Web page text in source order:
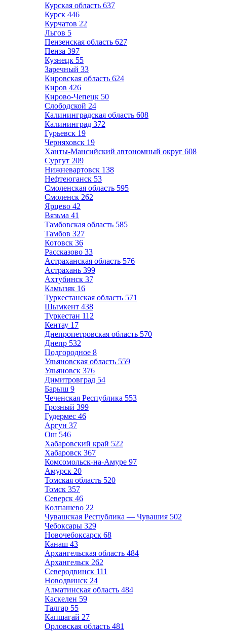
Курская область 637
Курск 446
Курчатов 22
Льгов 5
Пензенская область 627
Пенза 397
Кузнецк 55
Заречный 33
Кировская область 624
Киров 426
Кирово-Чепецк 50
Слободской 24
Калининградская область 608
Калининград 372
Гурьевск 19
Черняховск 19
Ханты-Мансийский автономный округ 608
Сургут 209
Нижневартовск 138
Нефтеюганск 53
Смоленская область 595
Смоленск 262
Ярцево 42
Вязьма 41
Тамбовская область 585
Тамбов 327
Котовск 36
Рассказово 33
Астраханская область 576
Астрахань 399
Ахтубинск 37
Камызяк 16
Туркестанская область 571
Шымкент 438
Туркестан 112
Кентау 17
Днепропетровская область 570
Днепр 532
Подгородное 8
Ульяновская область 559
Ульяновск 376
Димитровград 54
Барыш 9
Чеченская Республика 553
Грозный 399
Гудермес 46
Аргун 37
Ош 546
Хабаровский край 522
Хабаровск 367
Комсомольск-на-Амуре 97
Амурск 20
Томская область 520
Томск 357
Северск 46
Колпашево 22
Чувашская Республика — Чувашия 502
Чебоксары 329
Новочебоксарск 68
Канаш 43
Архангельская область 484
Архангельск 262
Северодвинск 111
Новодвинск 24
Алматинская область 484
Каскелен 59
Талгар 55
Капшагай 27
Орловская область 481